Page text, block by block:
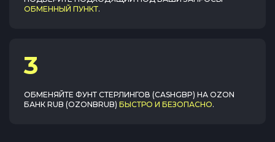
ОБМЕННЫЙ ПУНКТ.
3
ОБМЕНЯЙТЕ ФУНТ СТЕРЛИНГОВ (CASHGBP) НА OZON
БАНК RUB (OZONBRUB) БЫСТРО И БЕЗОПАСНО.